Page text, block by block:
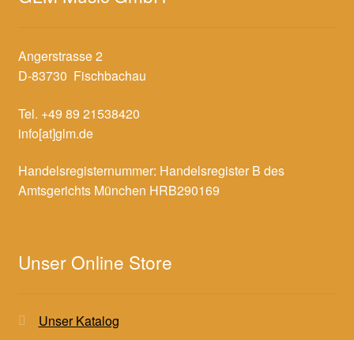
Angerstrasse 2
D-83730 Fischbachau
Tel. +49 89 21538420
info[at]glm.de
Handelsregisternummer: Handelsregister B des
Amtsgerichts München HRB290169
Unser Online Store
Unser Katalog